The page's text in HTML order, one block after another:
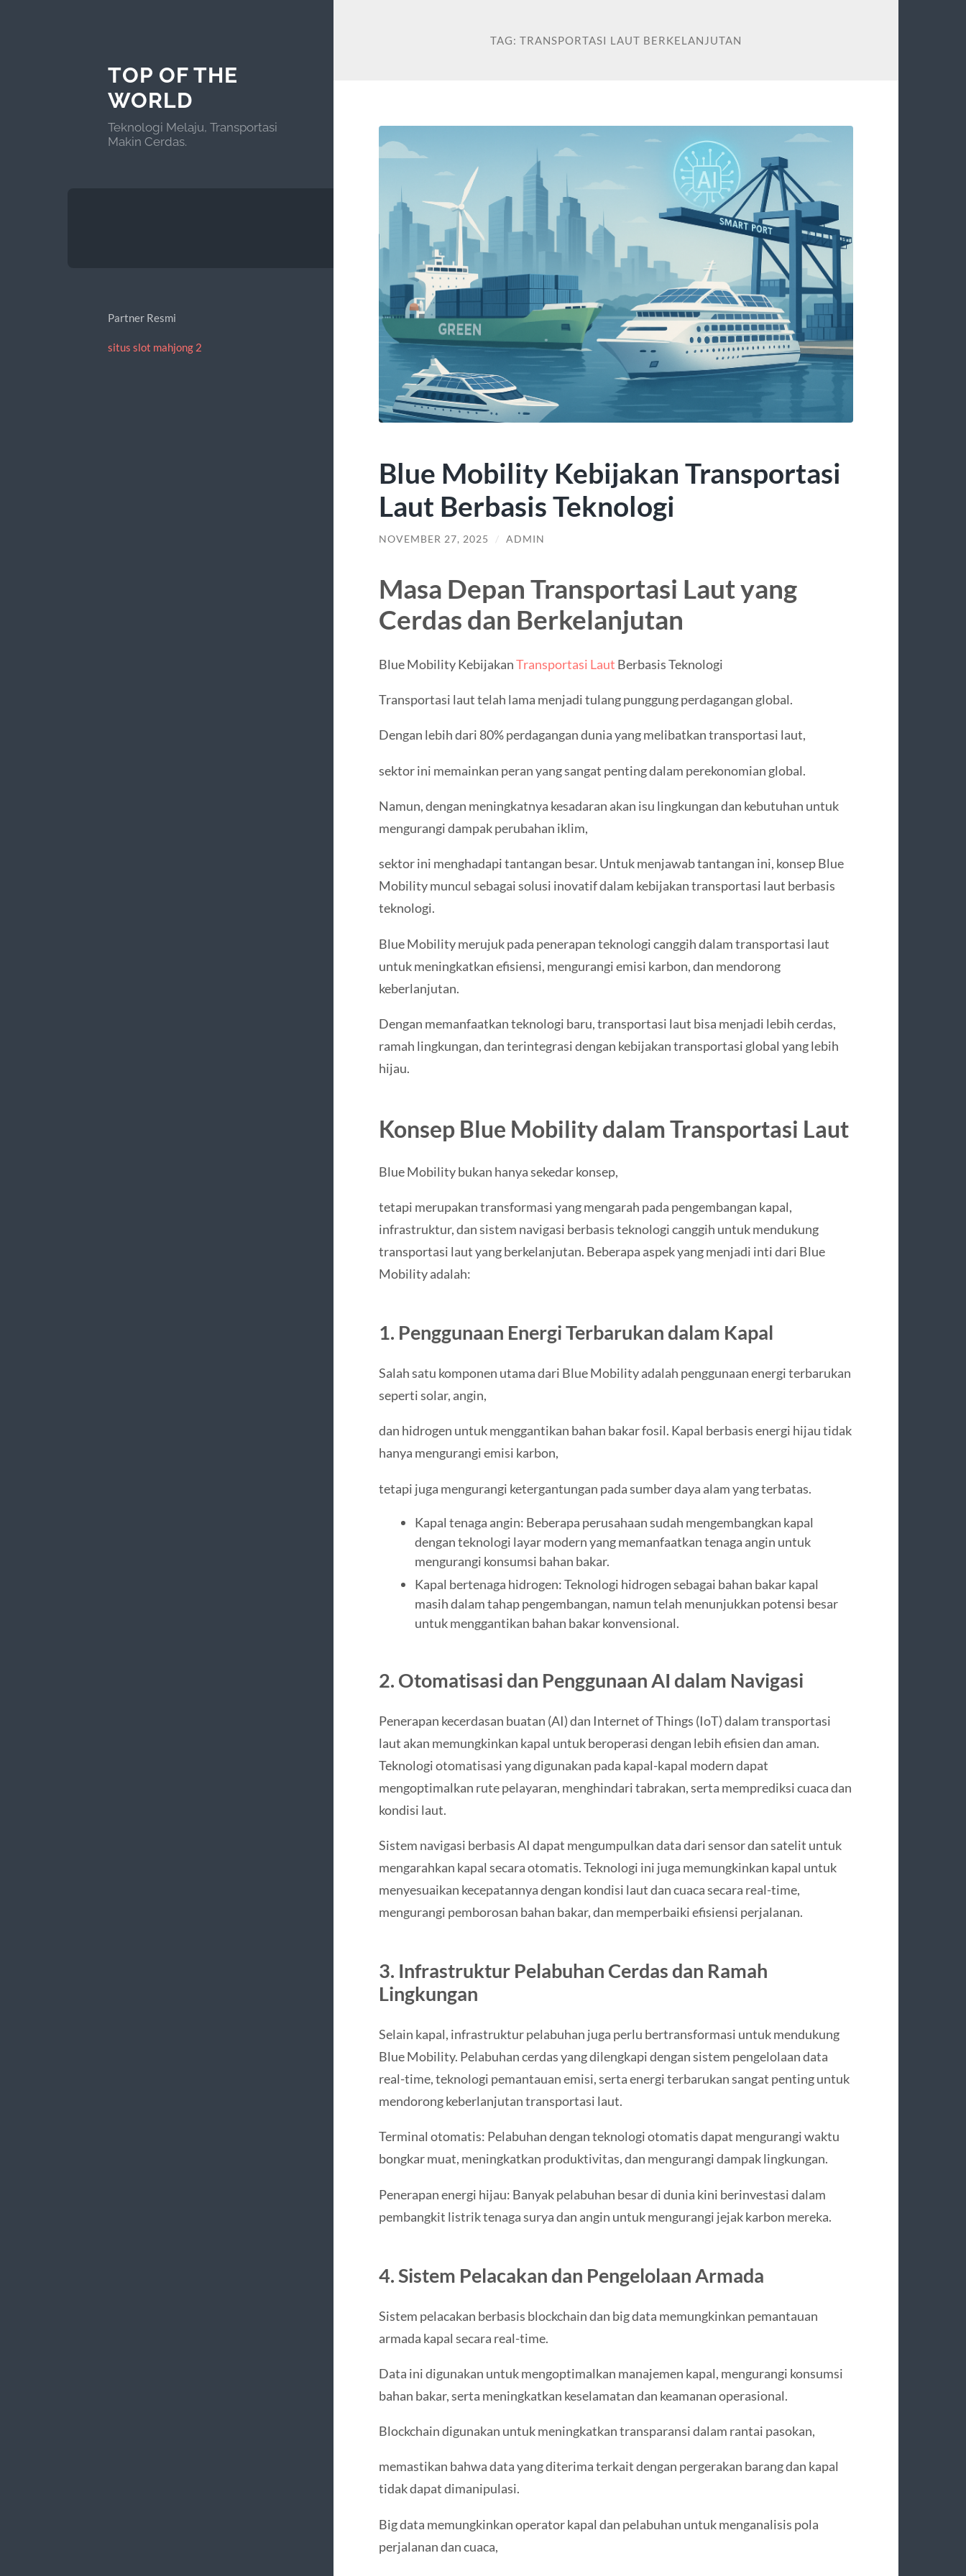
TOP OF THE
WORLD
Teknologi Melaju, Transportasi
Makin Cerdas.
Partner Resmi
situs slot mahjong 2
TAG: TRANSPORTASI LAUT BERKELANJUTAN
Blue Mobility Kebijakan Transportasi
Laut Berbasis Teknologi
NOVEMBER 27, 2025 / ADMIN
Masa Depan Transportasi Laut yang
Cerdas dan Berkelanjutan
Blue Mobility KebijakanTransportasi Laut Berbasis Teknologi
Transportasi laut telah lama menjadi tulang punggung perdagangan global.
Dengan lebih dari 80% perdagangan dunia yang melibatkan transportasi laut,
sektor ini memainkan peran yang sangat penting dalam perekonomian global.
Namun, dengan meningkatnya kesadaran akan isu lingkungan dan kebutuhan untuk
mengurangi dampak perubahan iklim,
sektor ini menghadapi tantangan besar. Untuk menjawab tantangan ini, konsep Blue
Mobility muncul sebagai solusi inovatif dalam kebijakan transportasi laut berbasis
teknologi.
Blue Mobility merujuk pada penerapan teknologi canggih dalam transportasi laut
untuk meningkatkan efisiensi, mengurangi emisi karbon, dan mendorong
keberlanjutan.
Dengan memanfaatkan teknologi baru, transportasi laut bisa menjadi lebih cerdas,
ramah lingkungan, dan terintegrasi dengan kebijakan transportasi global yang lebih
hijau.
Konsep Blue Mobility dalam Transportasi Laut
Blue Mobility bukan hanya sekedar konsep,
tetapi merupakan transformasi yang mengarah pada pengembangan kapal,
infrastruktur, dan sistem navigasi berbasis teknologi canggih untuk mendukung
transportasi laut yang berkelanjutan. Beberapa aspek yang menjadi inti dari Blue
Mobility adalah:
1. Penggunaan Energi Terbarukan dalam Kapal
Salah satu komponen utama dari Blue Mobility adalah penggunaan energi terbarukan
seperti solar, angin,
dan hidrogen untuk menggantikan bahan bakar fosil. Kapal berbasis energi hijau tidak
hanya mengurangi emisi karbon,
tetapi juga mengurangi ketergantungan pada sumber daya alam yang terbatas.
Kapal tenaga angin: Beberapa perusahaan sudah mengembangkan kapal
dengan teknologi layar modern yang memanfaatkan tenaga angin untuk
mengurangi konsumsi bahan bakar.
Kapal bertenaga hidrogen: Teknologi hidrogen sebagai bahan bakar kapal
masih dalam tahap pengembangan, namun telah menunjukkan potensi besar
untuk menggantikan bahan bakar konvensional.
2. Otomatisasi dan Penggunaan AI dalam Navigasi
Penerapan kecerdasan buatan (AI) dan Internet of Things (IoT) dalam transportasi
laut akan memungkinkan kapal untuk beroperasi dengan lebih efisien dan aman.
Teknologi otomatisasi yang digunakan pada kapal-kapal modern dapat
mengoptimalkan rute pelayaran, menghindari tabrakan, serta memprediksi cuaca dan
kondisi laut.
Sistem navigasi berbasis AI dapat mengumpulkan data dari sensor dan satelit untuk
mengarahkan kapal secara otomatis. Teknologi ini juga memungkinkan kapal untuk
menyesuaikan kecepatannya dengan kondisi laut dan cuaca secara real-time,
mengurangi pemborosan bahan bakar, dan memperbaiki efisiensi perjalanan.
3. Infrastruktur Pelabuhan Cerdas dan Ramah
Lingkungan
Selain kapal, infrastruktur pelabuhan juga perlu bertransformasi untuk mendukung
Blue Mobility. Pelabuhan cerdas yang dilengkapi dengan sistem pengelolaan data
real-time, teknologi pemantauan emisi, serta energi terbarukan sangat penting untuk
mendorong keberlanjutan transportasi laut.
Terminal otomatis: Pelabuhan dengan teknologi otomatis dapat mengurangi waktu
bongkar muat, meningkatkan produktivitas, dan mengurangi dampak lingkungan.
Penerapan energi hijau: Banyak pelabuhan besar di dunia kini berinvestasi dalam
pembangkit listrik tenaga surya dan angin untuk mengurangi jejak karbon mereka.
4. Sistem Pelacakan dan Pengelolaan Armada
Sistem pelacakan berbasis blockchain dan big data memungkinkan pemantauan
armada kapal secara real-time.
Data ini digunakan untuk mengoptimalkan manajemen kapal, mengurangi konsumsi
bahan bakar, serta meningkatkan keselamatan dan keamanan operasional.
Blockchain digunakan untuk meningkatkan transparansi dalam rantai pasokan,
memastikan bahwa data yang diterima terkait dengan pergerakan barang dan kapal
tidak dapat dimanipulasi.
Big data memungkinkan operator kapal dan pelabuhan untuk menganalisis pola
perjalanan dan cuaca,